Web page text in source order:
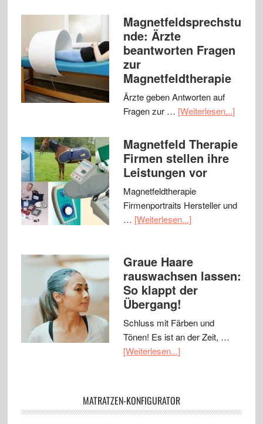
Magnetfeldsprechstu
nde: Ärzte
beantworten Fragen
zur
Magnetfeldtherapie
Ärzte geben Antworten auf
Fragen zur … [Weiterlesen...]
Magnetfeld Therapie
Firmen stellen ihre
Leistungen vor
Magnetfeldtherapie
Firmenportraits Hersteller und
… [Weiterlesen...]
Graue Haare
rauswachsen lassen:
So klappt der
Übergang!
Schluss mit Färben und
Tönen! Es ist an der Zeit, …
[Weiterlesen...]
MATRATZEN-KONFIGURATOR